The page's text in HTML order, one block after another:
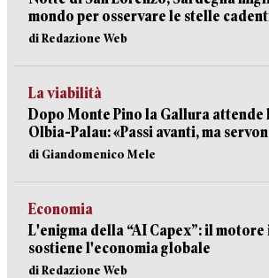
mondo per osservare le stelle
di Redazione Web
La viabilità
Dopo Monte Pino la Gallura attende
Olbia-Palau: «Passi avanti, ma
di Giandomenico Mele
Economia
L'enigma della “AI Capex”: il
sostiene l'economia globale
di Redazione Web